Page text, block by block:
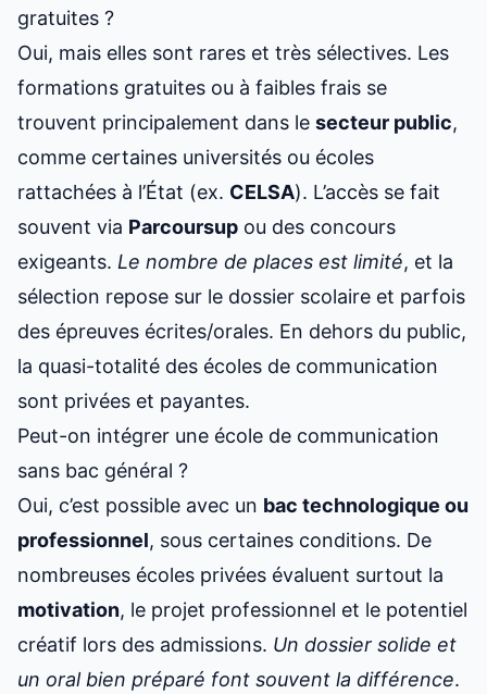
gratuites ?
Oui, mais elles sont rares et très sélectives. Les
formations gratuites ou à faibles frais se
trouvent principalement dans le secteur public,
comme certaines universités ou écoles
rattachées à l’État (ex. CELSA). L’accès se fait
souvent via Parcoursup ou des concours
exigeants. Le nombre de places est limité, et la
sélection repose sur le dossier scolaire et parfois
des épreuves écrites/orales. En dehors du public,
la quasi-totalité des écoles de communication
sont privées et payantes.
Peut-on intégrer une école de communication
sans bac général ?
Oui, c’est possible avec un bac technologique ou
professionnel, sous certaines conditions. De
nombreuses écoles privées évaluent surtout la
motivation, le projet professionnel et le potentiel
créatif lors des admissions. Un dossier solide et
un oral bien préparé font souvent la différence.